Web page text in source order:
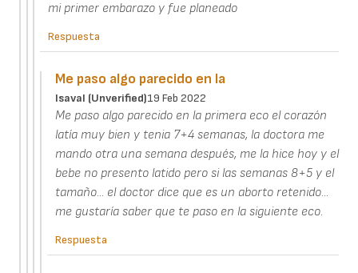
mi primer embarazo y fue planeado
Respuesta
Me paso algo parecido en la
Isaval (unverified)19 Feb 2022
Me paso algo parecido en la primera eco el corazón
latía muy bien y tenia 7+4 semanas, la doctora me
mando otra una semana después, me la hice hoy y el
bebe no presento latido pero si las semanas 8+5 y el
tamaño... el doctor dice que es un aborto retenido...
me gustaría saber que te paso en la siguiente eco.
Respuesta